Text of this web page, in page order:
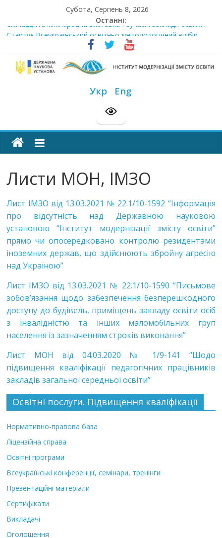
content
Субота, Серпень 8, 2026
Останні:
Сімнадцята міжнародна виставка «Сучасні заклади освіти»
Стартує Всеукраїнський освітньо-методологічний відбір
«РодовідУчитель – 2026»
У червні стартує доставлення підручників для 2026–2027
навчального року
“Про затвердження Положення про Всеукраїнський конкурс
Розпочато прийом документів на конкурс для здобуття
академічних стипендій імені Героїв Небесної Сотні на
2026/2027 н. р.
Інститут
модернізації
змісту
освіти
веб-
сайт
Укр Eng
Листи МОН, ІМЗО
Лист ІМЗО від 13.03.2021 № 22.1/10-1592 “Інформація
про відсутність над Державною науковою
установою “Інститут модернізації змісту освіти”
прямо чи опосередковано контролю резидентами
іноземних держав, що здійснюють збройну агресію
над Україною”
Лист ІМЗО від 13.03.2021 № 22.1/10-1590 “Письмове
зобов’язання щодо забезпечення безперешкодного
доступу до будівель, приміщень закладу освіти осіб
з інвалідністю та інших маломобільних груп
населення із зазначенням строків виконання”
Лист МОН від 04.03.2020 № 1/9-141 “Щодо
підвищення кваліфікації педагогічних працівників
закладів загальної середньої освіти”
Освітні послуги. Підвищення кваліфікації
Нормативно-правова база
Ліцензійна справа
Освітні програми
Всеукраїнські конференції, семінари, тренінги
Презентаційні матеріали
Сертифікати
Викладачі
Оголошення